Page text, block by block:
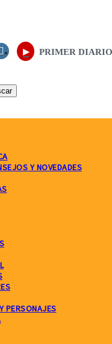
 ▸ PRIMER DIARIO
Y NOVEDADES
PERSONAJES